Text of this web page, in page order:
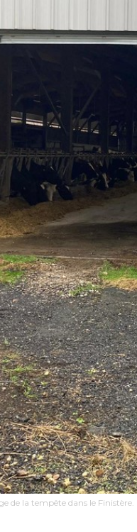
de la tempête dans le